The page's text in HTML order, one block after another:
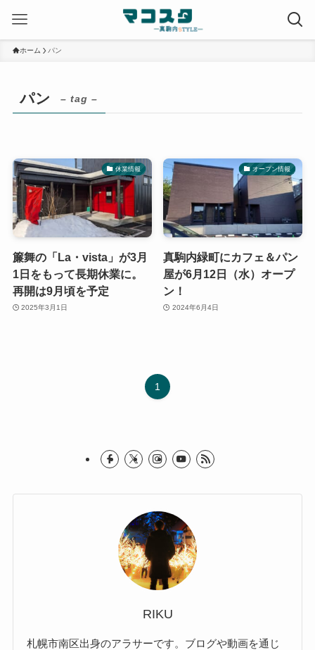
ホーム パン
パン – tag –
休業情報
簾舞の「La・vista」が3月
1日をもって長期休業に。
再開は9月頃を予定
2025年3月1日
オープン情報
真駒内緑町にカフェ＆パン
屋が6月12日（水）オープ
ン！
2024年6月4日
1
RIKU
札幌市南区出身のアラサーです。ブログや動画を通じ